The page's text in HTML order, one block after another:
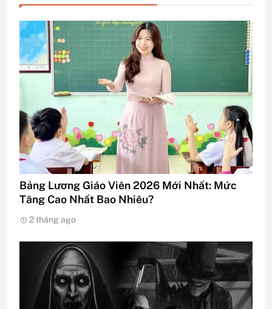
Bảng Lương Giáo Viên 2026 Mới Nhất: Mức
Tăng Cao Nhất Bao Nhiêu?
2 tháng ago